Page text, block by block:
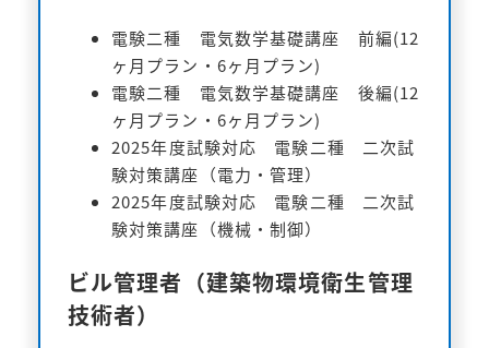
電験二種 電気数学基礎講座 前編(12
ヶ月プラン・6ヶ月プラン)
電験二種 電気数学基礎講座 後編(12
ヶ月プラン・6ヶ月プラン)
2025年度試験対応 電験二種 二次試
験対策講座（電力・管理）
2025年度試験対応 電験二種 二次試
験対策講座（機械・制御）
ビル管理者（建築物環境衛生管理
技術者）